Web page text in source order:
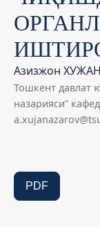
Азизжон
Тошкент давлат
назарияси”
PDF